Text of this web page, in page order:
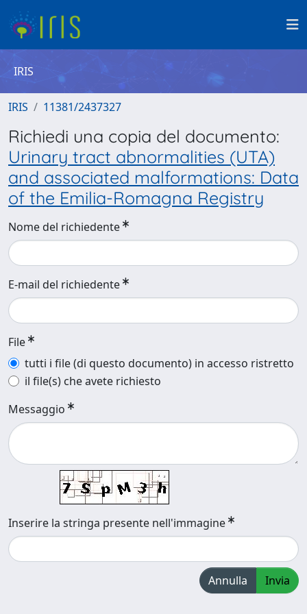
IRIS
IRIS 11381/2437327
Richiedi una copia del documento:
Urinary tract abnormalities (UTA)
and associated malformations: Data
of the Emilia-Romagna Registry
Nome del richiedente
E-mail del richiedente
File
tutti i file (di questo documento) in accesso ristretto
il file(s) che avete richiesto
Messaggio
Inserire la stringa presente nell'immagine
Annulla Invia